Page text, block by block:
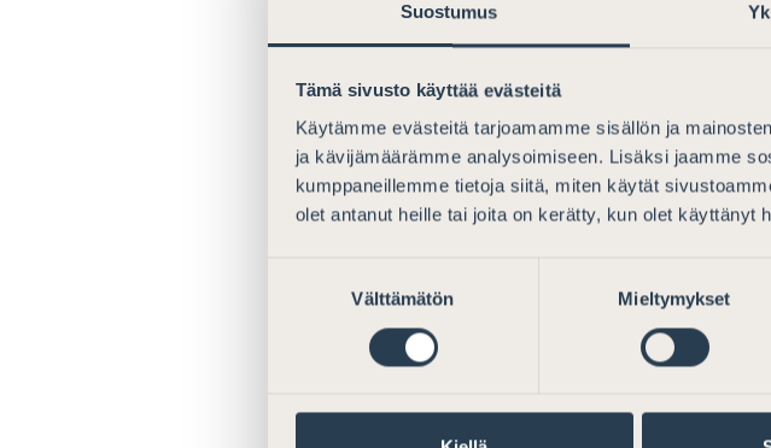
Suostumus
Tämä sivusto käyttää evästeitä
Käytämme evästeitä tarjoamamme sisällön ja
ja kävijämäärämme analysoimiseen. Lisäksi jaamme
kumppaneillemme tietoja siitä, miten käytät
olet antanut heille tai joita on kerätty, kun olet käyttänyt
Välttämätön Mieltymykset
tahdonvastaisen katoamisen
aiheuttamaan merkittäviä käytännön
tilastotietoa tahdonvastaisia katoamisia
15). Mikäli ilmenisi, että tahdonvastaisia
oikeusprosesseissa edes jokseenkin
myös päivittää tilastointimenetelmiä
luotettavia tietoja.
2. Oikeusapujärjestelmä
Raportissa käsitellään jossain määrin
saada oikeudellista apua (esim. raportin
rikoksien uhreilla olisi myös tosiasiassa